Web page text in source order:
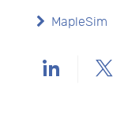
MapleSim